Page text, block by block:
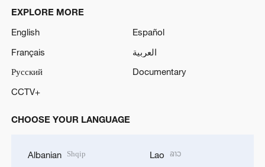
EXPLORE MORE
English
Español
Français
العربية
Русский
Documentary
CCTV+
CHOOSE YOUR LANGUAGE
Albanian Shqip Lao ລາວ